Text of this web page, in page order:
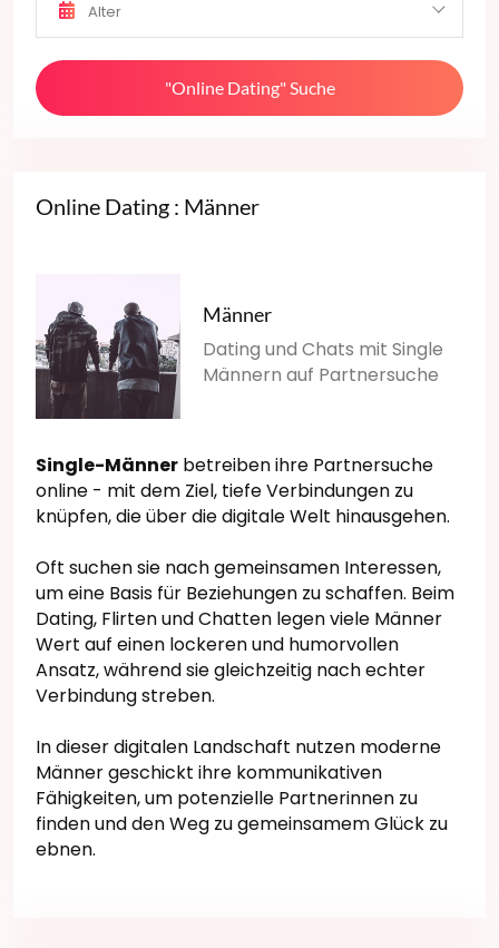
Alter
"Online Dating" Suche
Online Dating : Männer
Männer
Dating und Chats mit Single
Männern auf Partnersuche
Single-Männer betreiben ihre Partnersuche
online - mit dem Ziel, tiefe Verbindungen zu
knüpfen, die über die digitale Welt hinausgehen.
Oft suchen sie nach gemeinsamen Interessen,
um eine Basis für Beziehungen zu schaffen. Beim
Dating, Flirten und Chatten legen viele Männer
Wert auf einen lockeren und humorvollen
Ansatz, während sie gleichzeitig nach echter
Verbindung streben.
In dieser digitalen Landschaft nutzen moderne
Männer geschickt ihre kommunikativen
Fähigkeiten, um potenzielle Partnerinnen zu
finden und den Weg zu gemeinsamem Glück zu
ebnen.